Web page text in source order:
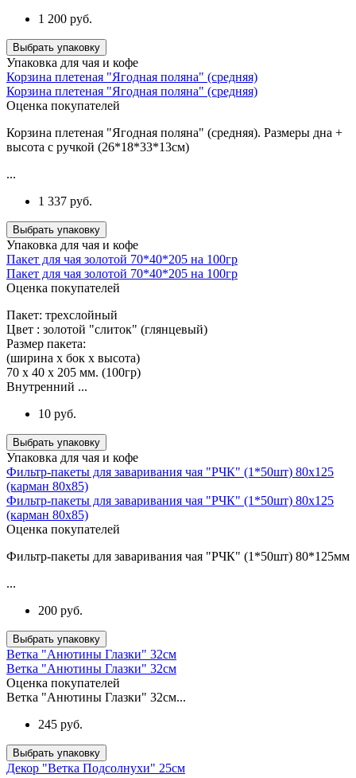
1 200 руб.
Выбрать упаковку
Упаковка для чая и кофе
Корзина плетеная "Ягодная поляна" (средняя)
Корзина плетеная "Ягодная поляна" (средняя)
Оценка покупателей
Корзина плетеная "Ягодная поляна" (средняя). Размеры дна +
высота с ручкой (26*18*33*13см)
...
1 337 руб.
Выбрать упаковку
Упаковка для чая и кофе
Пакет для чая золотой 70*40*205 на 100гр
Пакет для чая золотой 70*40*205 на 100гр
Оценка покупателей
Пакет: трехслойный
Цвет : золотой "слиток" (глянцевый)
Размер пакета:
(ширина х бок х высота)
70 х 40 х 205 мм. (100гр)
Внутренний ...
10 руб.
Выбрать упаковку
Упаковка для чая и кофе
Фильтр-пакеты для заваривания чая "РЧК" (1*50шт) 80х125
(карман 80х85)
Фильтр-пакеты для заваривания чая "РЧК" (1*50шт) 80х125
(карман 80х85)
Оценка покупателей
Фильтр-пакеты для заваривания чая "РЧК" (1*50шт) 80*125мм
...
200 руб.
Выбрать упаковку
Ветка "Анютины Глазки" 32см
Ветка "Анютины Глазки" 32см
Оценка покупателей
Ветка "Анютины Глазки" 32см...
245 руб.
Выбрать упаковку
Декор "Ветка Подсолнухи" 25см